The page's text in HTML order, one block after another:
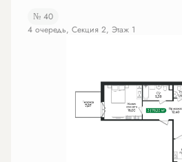
№ 40
4 очередь, Секция 2, Этаж 1